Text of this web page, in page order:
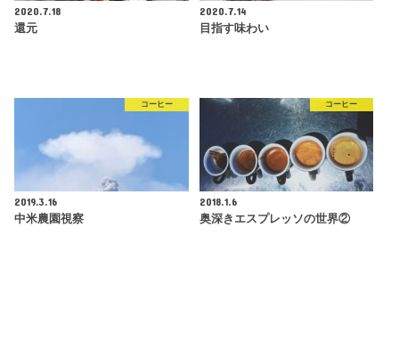
2020.7.18
還元
2020.7.14
目指す味わい
コーヒー
2019.3.16
中米農園視察
コーヒー
2018.1.6
奥深きエスプレッソの世界②